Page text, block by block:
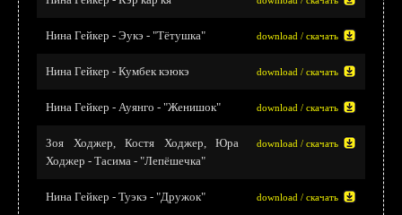
Нина Гейкер - Эукэ - "Тётушка" download / скачать
Нина Гейкер - Кумбек кэюкэ download / скачать
Нина Гейкер - Ауянго - "Женишок" download / скачать
Зоя Ходжер, Костя Ходжер, Юра
Ходжер - Тасима - "Лепёшечка"
download / скачать
Нина Гейкер - Туэкэ - "Дружок" download / скачать